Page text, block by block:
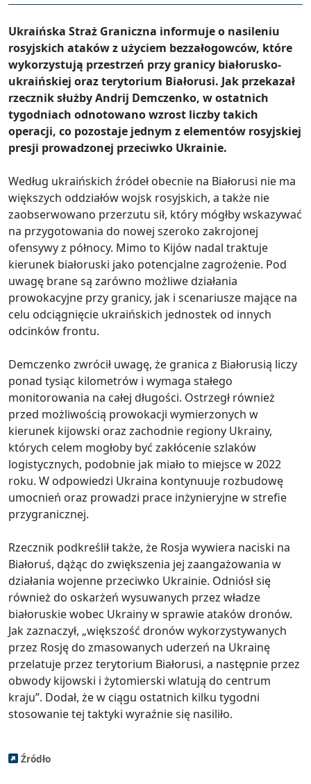
Ukraińska Straż Graniczna informuje o nasileniu
rosyjskich ataków z użyciem bezzałogowców, które
wykorzystują przestrzeń przy granicy białorusko-
ukraińskiej oraz terytorium Białorusi. Jak przekazał
rzecznik służby Andrij Demczenko, w ostatnich
tygodniach odnotowano wzrost liczby takich
operacji, co pozostaje jednym z elementów rosyjskiej
presji prowadzonej przeciwko Ukrainie.
Według ukraińskich źródeł obecnie na Białorusi nie ma
większych oddziałów wojsk rosyjskich, a także nie
zaobserwowano przerzutu sił, który mógłby wskazywać
na przygotowania do nowej szeroko zakrojonej
ofensywy z północy. Mimo to Kijów nadal traktuje
kierunek białoruski jako potencjalne zagrożenie. Pod
uwagę brane są zarówno możliwe działania
prowokacyjne przy granicy, jak i scenariusze mające na
celu odciągnięcie ukraińskich jednostek od innych
odcinków frontu.
Demczenko zwrócił uwagę, że granica z Białorusią liczy
ponad tysiąc kilometrów i wymaga stałego
monitorowania na całej długości. Ostrzegł również
przed możliwością prowokacji wymierzonych w
kierunek kijowski oraz zachodnie regiony Ukrainy,
których celem mogłoby być zakłócenie szlaków
logistycznych, podobnie jak miało to miejsce w 2022
roku. W odpowiedzi Ukraina kontynuuje rozbudowę
umocnień oraz prowadzi prace inżynieryjne w strefie
przygranicznej.
Rzecznik podkreślił także, że Rosja wywiera naciski na
Białoruś, dążąc do zwiększenia jej zaangażowania w
działania wojenne przeciwko Ukrainie. Odniósł się
również do oskarżeń wysuwanych przez władze
białoruskie wobec Ukrainy w sprawie ataków dronów.
Jak zaznaczył, „większość dronów wykorzystywanych
przez Rosję do zmasowanych uderzeń na Ukrainę
przelatuje przez terytorium Białorusi, a następnie przez
obwody kijowski i żytomierski wlatują do centrum
kraju”. Dodał, że w ciągu ostatnich kilku tygodni
stosowanie tej taktyki wyraźnie się nasiliło.
Źródło